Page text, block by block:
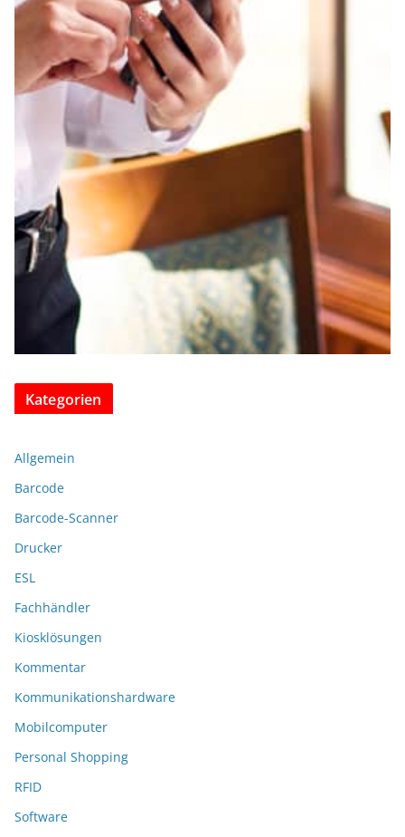
Kategorien
Allgemein
Barcode
Barcode-Scanner
Drucker
ESL
Fachhändler
Kiosklösungen
Kommentar
Kommunikationshardware
Mobilcomputer
Personal Shopping
RFID
Software